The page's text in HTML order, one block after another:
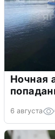
Ночная
6 августа